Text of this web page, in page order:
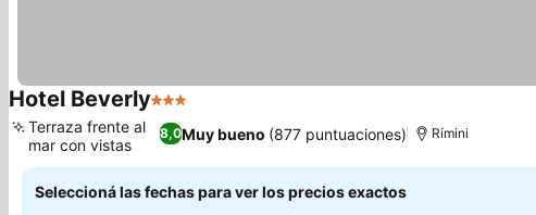
Hotel Beverly3 Estrellas
8,0Muy bueno (877 puntuaciones)
Terraza frente al
mar con vistas
Rímini
Seleccioná las fechas para ver los precios exactos